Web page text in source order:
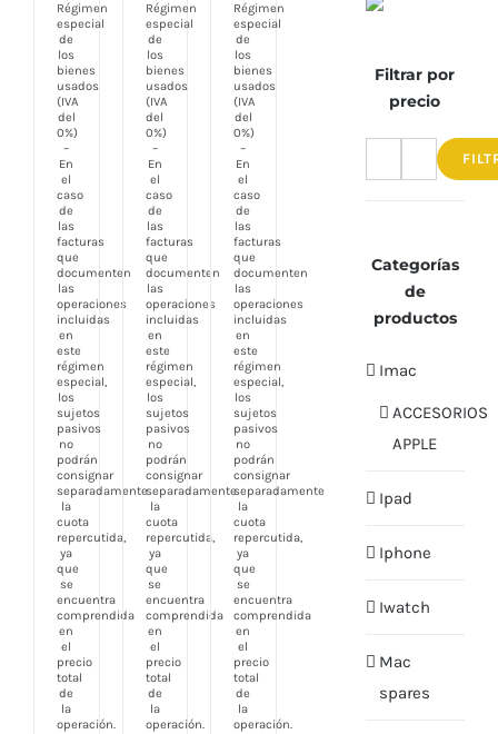
Régimen
especial
de
los
bienes
usados
(IVA
del
0%)
–
En
el
caso
de
las
facturas
que
documenten
las
operaciones
incluidas
en
este
régimen
especial,
los
sujetos
pasivos
no
podrán
consignar
separadamente
la
cuota
repercutida,
ya
que
se
encuentra
comprendida
en
el
precio
total
de
la
operación.
Régimen
especial
de
los
bienes
usados
(IVA
del
0%)
–
En
el
caso
de
las
facturas
que
documenten
las
operaciones
incluidas
en
este
régimen
especial,
los
sujetos
pasivos
no
podrán
consignar
separadamente
la
cuota
repercutida,
ya
que
se
encuentra
comprendida
en
el
precio
total
de
la
operación.
Régimen
especial
de
los
bienes
usados
(IVA
del
0%)
–
En
el
caso
de
las
facturas
que
documenten
las
operaciones
incluidas
en
este
régimen
especial,
los
sujetos
pasivos
no
podrán
consignar
separadamente
la
cuota
repercutida,
ya
que
se
encuentra
comprendida
en
el
precio
total
de
la
operación.
Filtrar por
precio
Categorías
de
productos
Imac
ACCESORIOS
APPLE
Ipad
Iphone
Iwatch
Mac
spares